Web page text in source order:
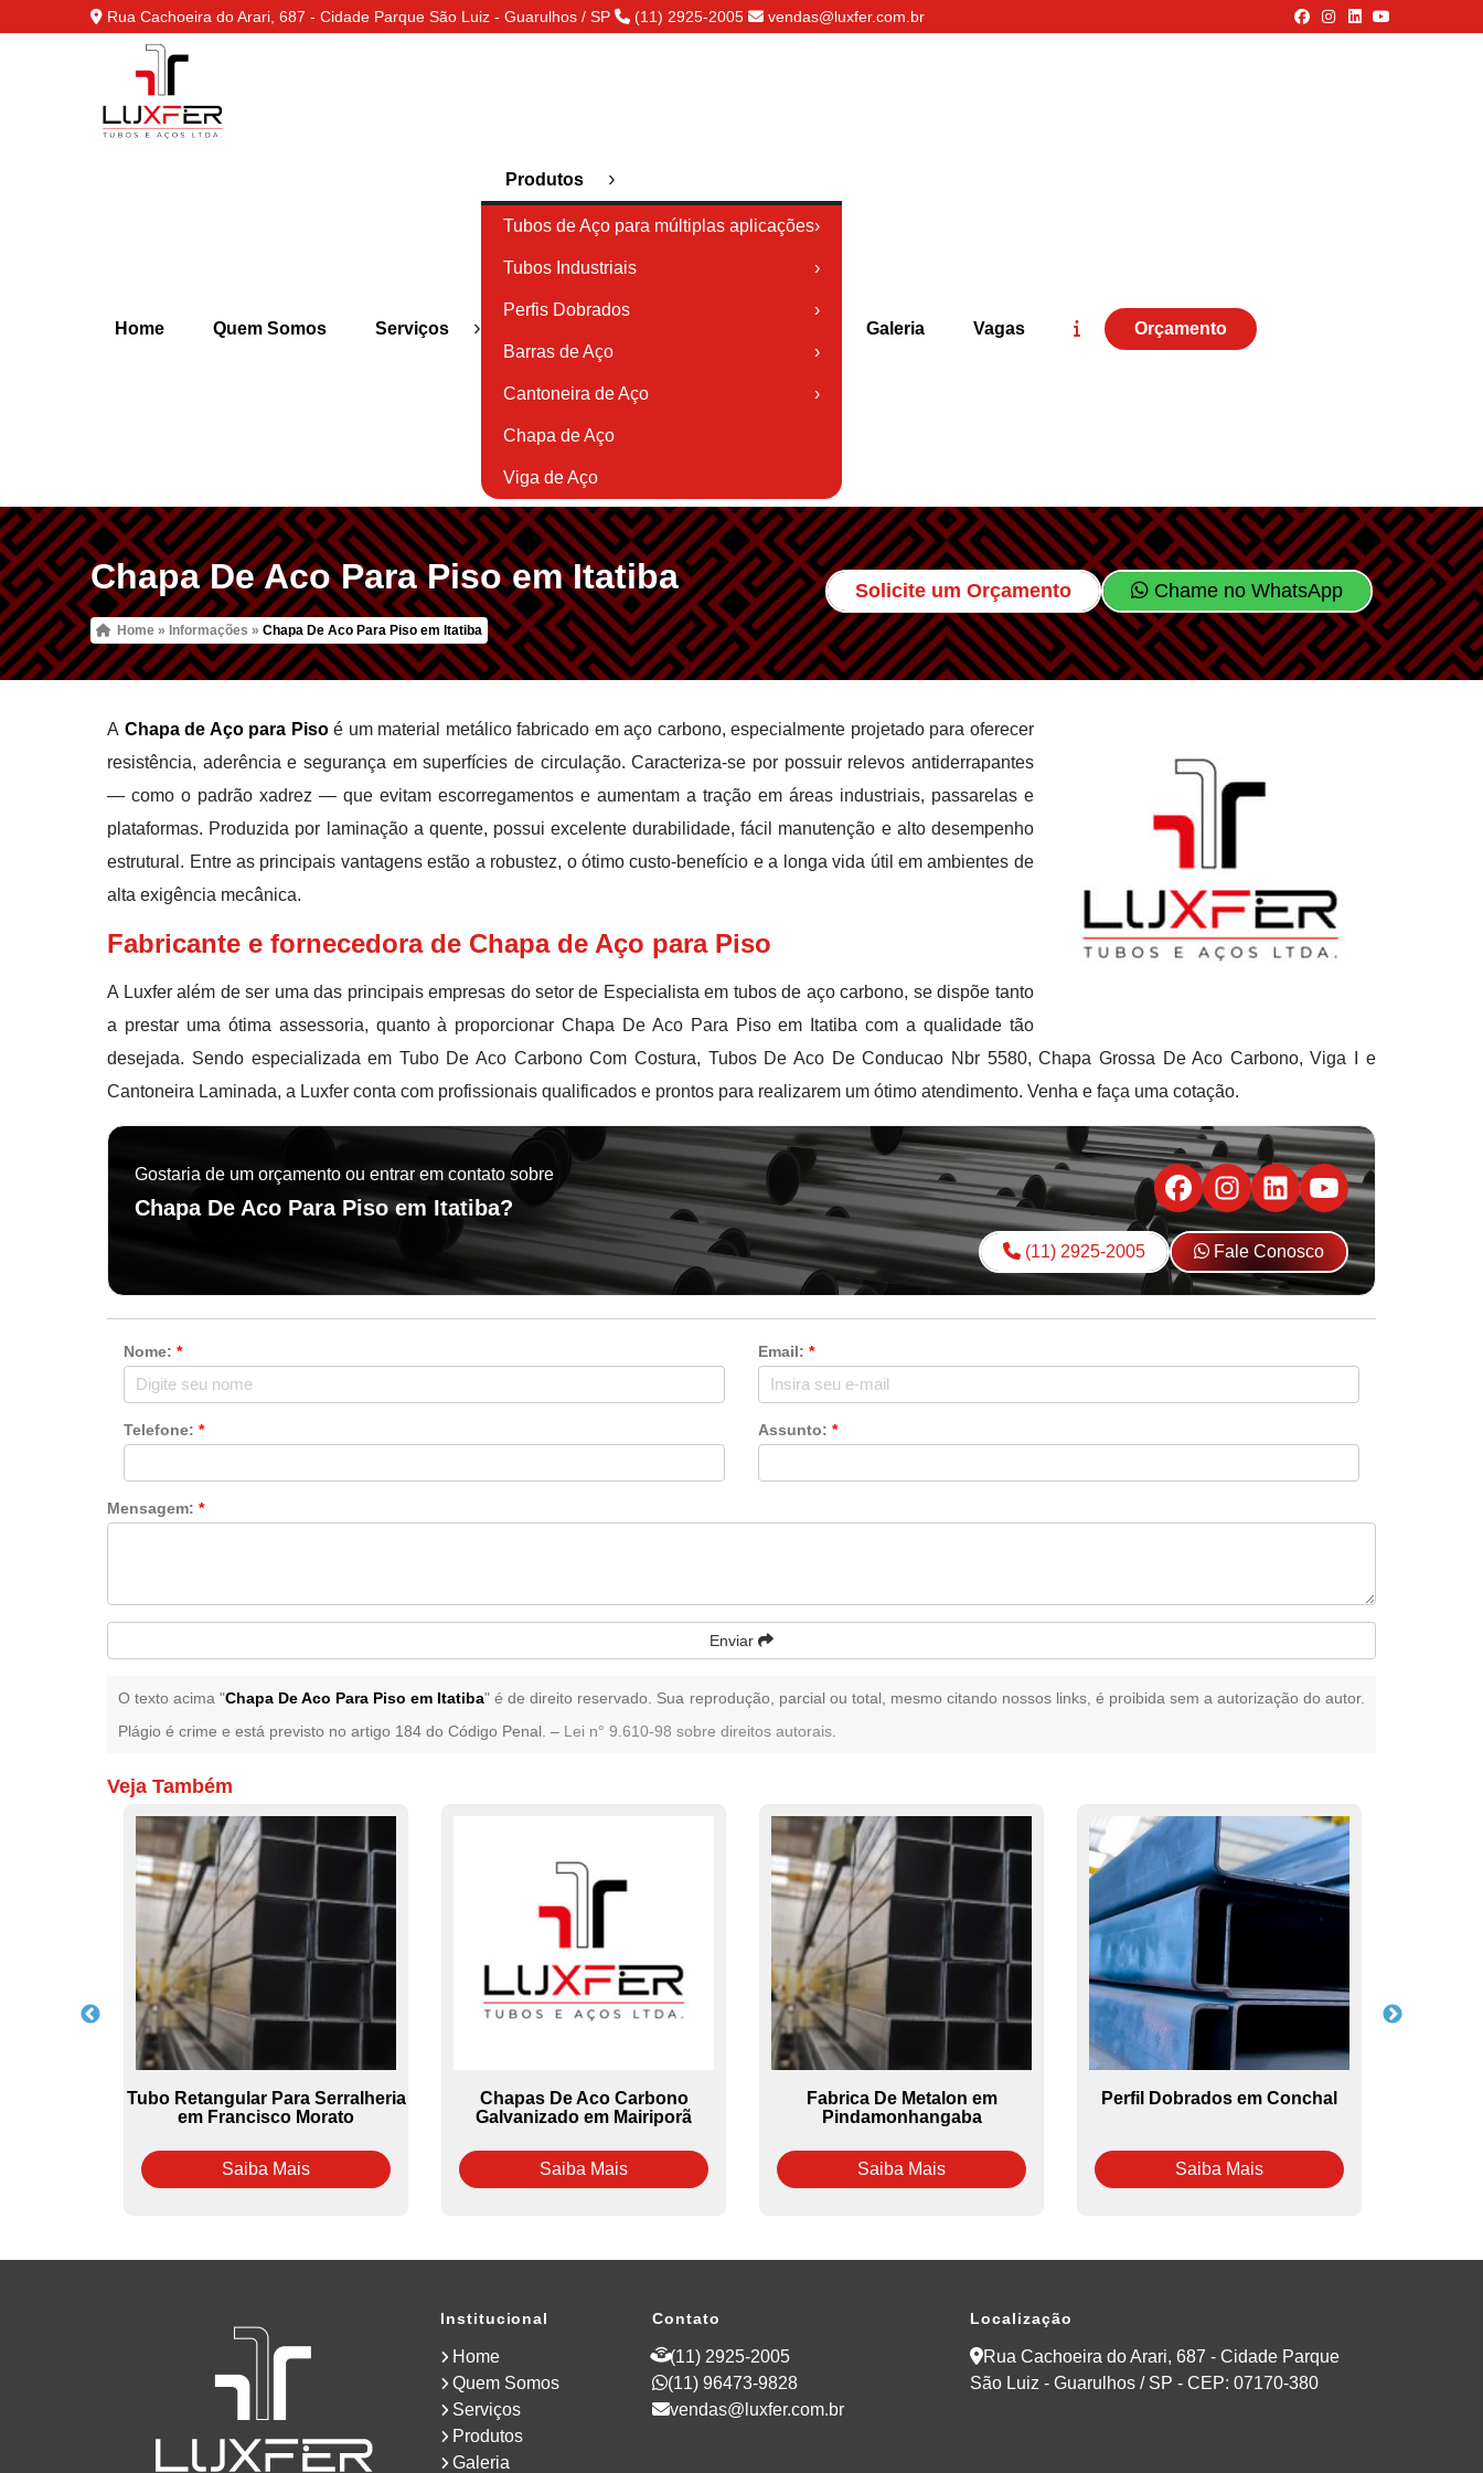
Rua Cachoeira do Arari, 687 - Cidade Parque São Luiz - Guarulhos / SP (11) 2925-2005 vendas@luxfer.com.br
Home Quem Somos Serviços ›
Produtos ›
Tubos de Aço para múltiplas aplicações›
Tubos Industriais ›
Perfis Dobrados ›
Barras de Aço ›
Cantoneira de Aço ›
Chapa de Aço
Viga de Aço
Galeria Vagas Orçamento
Chapa De Aco Para Piso em Itatiba
Home »Informações »Chapa De Aco Para Piso em Itatiba
Solicite um Orçamento Chame no WhatsApp
A Chapa de Aço para Pisoé um material metálico fabricado em aço carbono, especialmente projetado para oferecer
resistência, aderência e segurança em superfícies de circulação. Caracteriza-se por possuir relevos antiderrapantes
— como o padrão xadrez — que evitam escorregamentos e aumentam a tração em áreas industriais, passarelas e
plataformas. Produzida por laminação a quente, possui excelente durabilidade, fácil manutenção e alto desempenho
estrutural. Entre as principais vantagens estão a robustez, o ótimo custo-benefício e a longa vida útil em ambientes de
alta exigência mecânica.
Fabricante e fornecedora de Chapa de Aço para Piso
A Luxfer além de ser uma das principais empresas do setor de Especialista em tubos de aço carbono, se dispõe tanto
a prestar uma ótima assessoria, quanto à proporcionar Chapa De Aco Para Piso em Itatiba com a qualidade tão
desejada. Sendo especializada em Tubo De Aco Carbono Com Costura, Tubos De Aco De Conducao Nbr 5580, Chapa Grossa De Aco Carbono, Viga I e
Cantoneira Laminada, a Luxfer conta com profissionais qualificados e prontos para realizarem um ótimo atendimento. Venha e faça uma cotação.
Gostaria de um orçamento ou entrar em contato sobre
Chapa De Aco Para Piso em Itatiba?
(11) 2925-2005 Fale Conosco
Nome:* Email: *
Telefone:* Assunto: *
Mensagem:*
Enviar
O texto acima "Chapa De Aco Para Piso em Itatiba" é de direito reservado. Sua reprodução, parcial ou total, mesmo citando nossos links, é proibida sem a autorização do autor.
Plágio é crime e está previsto no artigo 184 do Código Penal. – Lei n° 9.610-98 sobre direitos autorais
Veja Também
Tubo Retangular Para Serralheria
em Francisco Morato
Saiba Mais
Chapas De Aco Carbono
Galvanizado em Mairiporã
Saiba Mais
Fabrica De Metalon em
Pindamonhangaba
Saiba Mais
Perfil Dobrados em Conchal
Saiba Mais
Institucional
Home
Quem Somos
Serviços
Produtos
Galeria
Contato
(11) 2925-2005
(11) 96473-9828
vendas@luxfer.com.br
Localização
Rua Cachoeira do Arari, 687 - Cidade Parque
São Luiz - Guarulhos / SP - CEP: 07170-380